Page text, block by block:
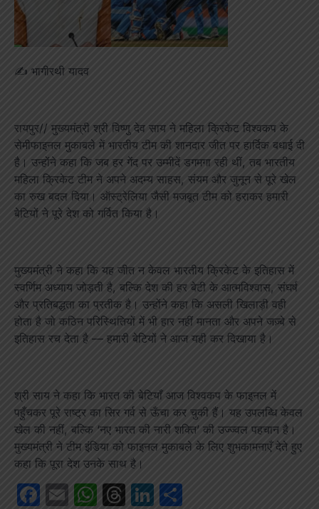
✍️ भागीरथी यादव
रायपुर// मुख्यमंत्री श्री विष्णु देव साय ने महिला क्रिकेट विश्वकप के
सेमीफाइनल मुकाबले में भारतीय टीम की शानदार जीत पर हार्दिक बधाई दी
है। उन्होंने कहा कि जब हर गेंद पर उम्मीदें डगमगा रही थीं, तब भारतीय
महिला क्रिकेट टीम ने अपने अदम्य साहस, संयम और जुनून से पूरे खेल
का रुख बदल दिया। ऑस्ट्रेलिया जैसी मजबूत टीम को हराकर हमारी
बेटियों ने पूरे देश को गर्वित किया है।
मुख्यमंत्री ने कहा कि यह जीत न केवल भारतीय क्रिकेट के इतिहास में
स्वर्णिम अध्याय जोड़ती है, बल्कि देश की हर बेटी के आत्मविश्वास, संघर्ष
और प्रतिबद्धता का प्रतीक है। उन्होंने कहा कि असली खिलाड़ी वही
होता है जो कठिन परिस्थितियों में भी हार नहीं मानता और अपने जज़्बे से
इतिहास रच देता है — हमारी बेटियों ने आज यही कर दिखाया है।
श्री साय ने कहा कि भारत की बेटियाँ आज विश्वकप के फाइनल में
पहुँचकर पूरे राष्ट्र का सिर गर्व से ऊँचा कर चुकी हैं। यह उपलब्धि केवल
खेल की नहीं, बल्कि ‘नए भारत की नारी शक्ति’ की उज्ज्वल पहचान है।
मुख्यमंत्री ने टीम इंडिया को फाइनल मुकाबले के लिए शुभकामनाएँ देते हुए
कहा कि पूरा देश उनके साथ है।
Facebook
EmailWhatsApp
Threads
LinkedIn